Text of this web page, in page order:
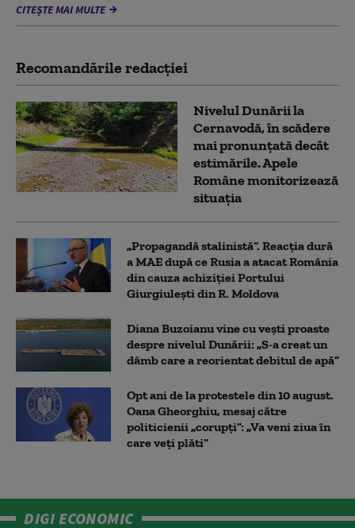
CITEȘTE MAI MULTE
Recomandările redacţiei
Nivelul Dunării la
Cernavodă, în scădere
mai pronunțată decât
estimările. Apele
Române monitorizează
situația
„Propagandă stalinistă”. Reacția dură
a MAE după ce Rusia a atacat România
din cauza achiziției Portului
Giurgiulești din R. Moldova
Diana Buzoianu vine cu vești proaste
despre nivelul Dunării: „S-a creat un
dâmb care a reorientat debitul de apă”
Opt ani de la protestele din 10 august.
Oana Gheorghiu, mesaj către
politicienii „corupți”: „Va veni ziua în
care veţi plăti”
DIGI ECONOMIC